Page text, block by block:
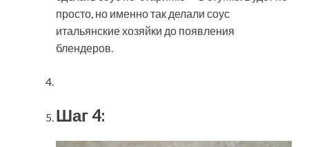
просто, но именно так делали соус
итальянские хозяйки до появления
блендеров.
Шаг 4: